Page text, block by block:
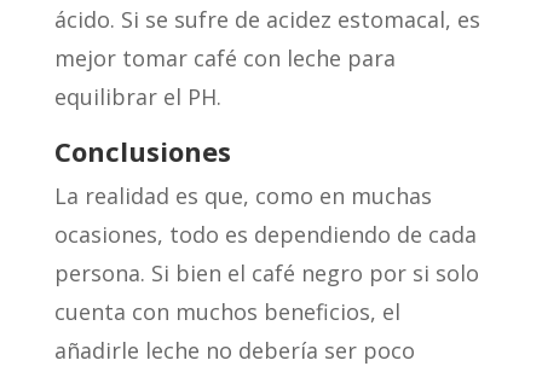
ácido. Si se sufre de acidez estomacal, es
mejor tomar café con leche para
equilibrar el PH.
Conclusiones
La realidad es que, como en muchas
ocasiones, todo es dependiendo de cada
persona. Si bien el café negro por si solo
cuenta con muchos beneficios, el
añadirle leche no debería ser poco